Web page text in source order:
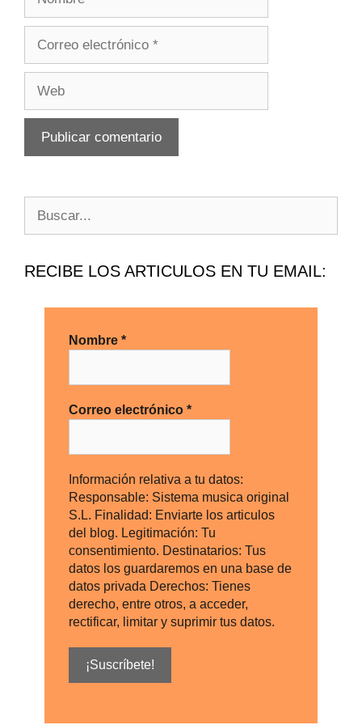
RECIBE LOS ARTICULOS EN TU EMAIL:
Nombre *
Correo electrónico *
Información relativa a tu datos:
Responsable: Sistema musica original
S.L. Finalidad: Enviarte los articulos
del blog. Legitimación: Tu
consentimiento. Destinatarios: Tus
datos los guardaremos en una base de
datos privada Derechos: Tienes
derecho, entre otros, a acceder,
rectificar, limitar y suprimir tus datos.